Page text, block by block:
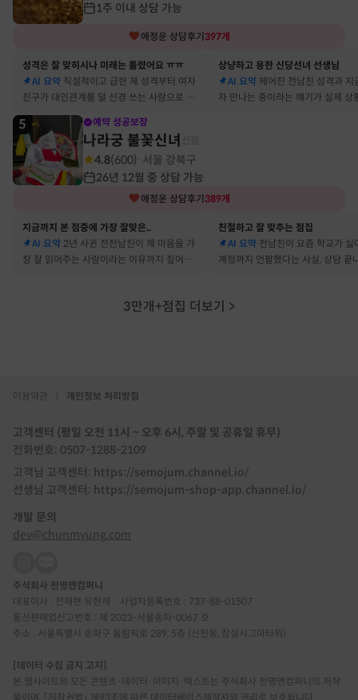
1주 이내 상담 가능
애정운 상담후기 397개
성격은 잘 맞히시나 미래는 틀렸어요 ㅠㅠ
AI 요약 직설적이고 급한 제 성격부터 여자
친구가 대인관계를 덜 신경 쓰는 사람으로 바
뀔 거란 말까지 그대로 현실이 됐어요
상냥하고 용한 신당선녀 선생님
AI 요약 헤어진 전남친 성격과 지
자 만나는 중이라는 얘기가 실제 상
5 예약 성공보장
나라궁 불꽃신녀
4.8(600) 서울 강북구
26년 12월 중 상담 가능
애정운 상담후기 389개
지금까지 본 점중에 가장 잘맞은..
AI 요약 2년 사귄 전전남친이 제 마음을 가
장 잘 읽어주는 사람이라는 이유까지 짚어줘
친절하고 잘 맞추는 점집
AI 요약 전남친이 요즘 학교가 싫
계정까지 언팔했다는 사실, 상담 끝
3만개+점집 더보기 >
이용약관 개인정보 처리방침
고객센터 (평일 오전 11시 ~ 오후 6시, 주말 및 공휴일 휴무)
전화번호: 0507-1288-2109
고객님 고객센터: https://semojum.channel.io/
선생님 고객센터: https://semojum-shop-app.channel.io/
개발 문의
dev@chunmyung.com
주식회사 천명앤컴퍼니
대표이사 : 전재현 유현재 사업자등록번호 : 737-88-01507
통신판매업신고번호 : 제 2023-서울송파-0067 호
주소 : 서울특별시 송파구 올림픽로 289, 5층 (신천동, 잠실시그마타워)
[데이터 수집 금지 고지]
본 웹사이트의 모든 콘텐츠·데이터·이미지·텍스트는 주식회사 천명앤컴퍼니의 저작
물이며, 「저작권법」 제93조에 따른 데이터베이스제작자의 권리로 보호됩니다.